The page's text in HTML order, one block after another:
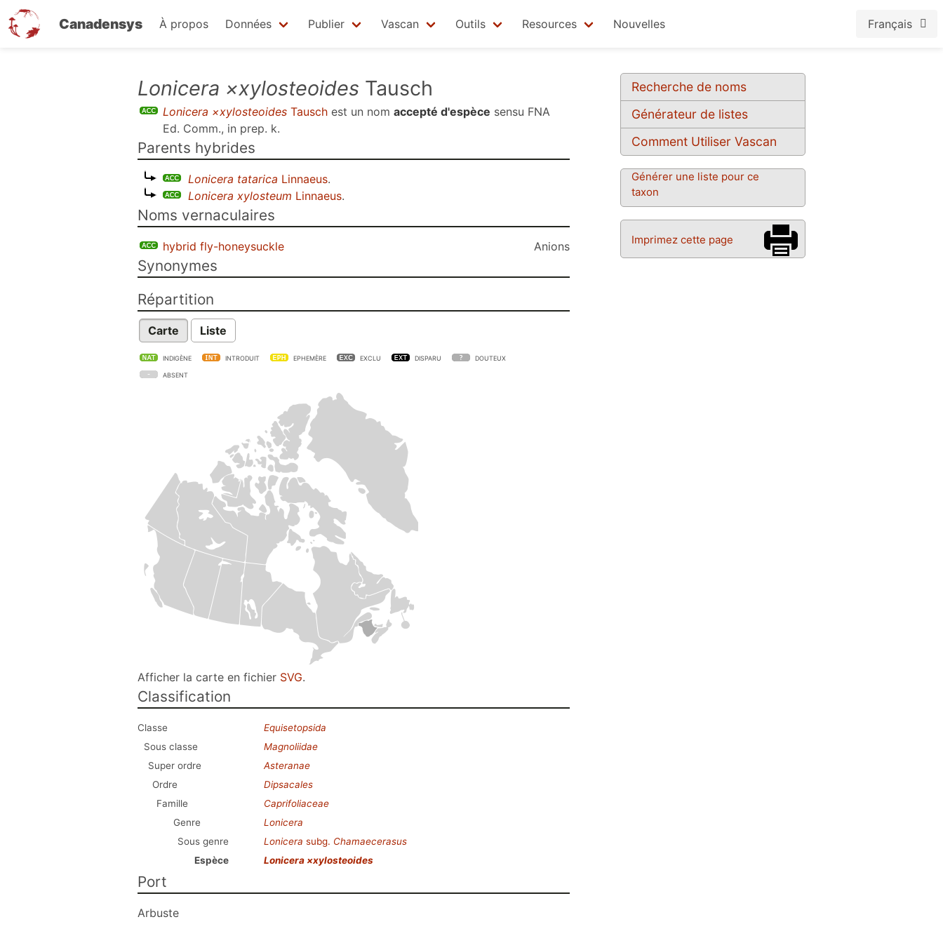
Canadensys À propos Données Publier Vascan Outils Resources Nouvelles Français
Recherche de noms
Générateur de listes
Comment Utiliser Vascan
Générer une liste pour ce
taxon
Imprimez cette page
Lonicera ×xylosteoides Tausch
Lonicera ×xylosteoides Tausch est un nom accepté d'espèce sensu FNA
Ed. Comm., in prep. k.
Parents hybrides
Lonicera tatarica Linnaeus.
Lonicera xylosteum Linnaeus.
Noms vernaculaires
hybrid fly-honeysuckle Anions
Synonymes
Répartition
Carte Liste
INDIGÈNE INTRODUIT EPHEMÈRE EXCLU DISPARU DOUTEUX
ABSENT
Afficher la carte en fichier SVG.
Classification
Classe
Equisetopsida
Sous classe
Magnoliidae
Super ordre
Asteranae
Ordre
Dipsacales
Famille
Caprifoliaceae
Genre
Lonicera
Sous genre
Lonicera subg. Chamaecerasus
Espèce
Lonicera ×xylosteoides
Port
Arbuste